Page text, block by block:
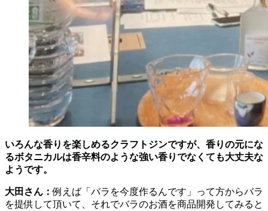
いろんな香りを楽しめるクラフトジンですが、香りの元にな
るボタニカルは香辛料のような強い香りでなくても大丈夫な
ようです。
大田さん：例えば「バラを今度作るんです」って方からバラ
を提供して頂いて、それでバラのお酒を商品開発してみると